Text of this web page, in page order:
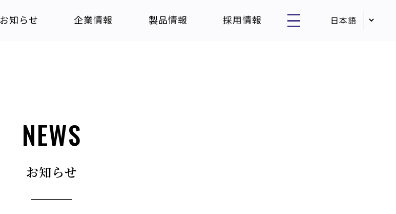
お知らせ 企業情報 製品情報 採用情報
NEWS
お知らせ